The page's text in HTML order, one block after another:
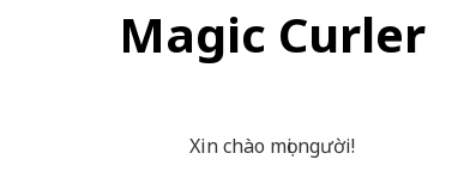
Magic Curler
Xin chào mọi người!